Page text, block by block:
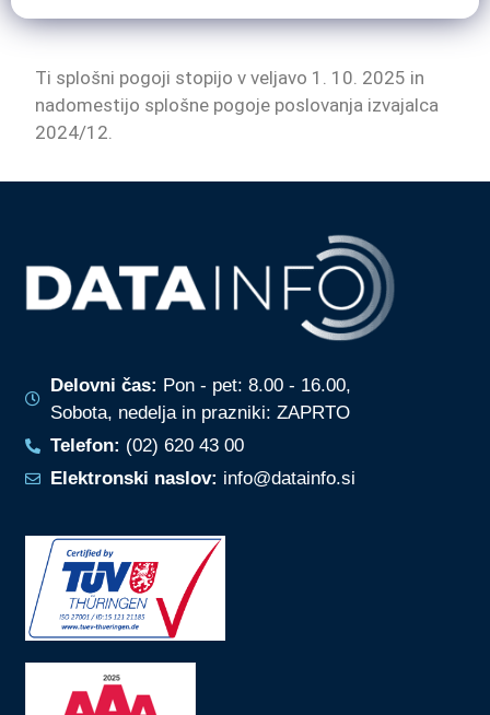
Ti splošni pogoji stopijo v veljavo 1. 10. 2025 in
nadomestijo splošne pogoje poslovanja izvajalca
2024/12.
Delovni čas: Pon - pet: 8.00 - 16.00,
Sobota, nedelja in prazniki: ZAPRTO
Telefon: (02) 620 43 00
Elektronski naslov: info@datainfo.si